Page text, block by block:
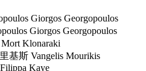
Giorgos Georgopoulos
Giorgos Georgopoulos
Klonaraki
Mourikis
Kaye